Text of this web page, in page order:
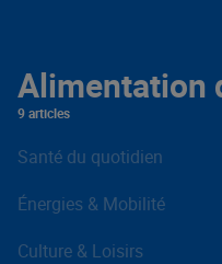
Alimentation
9 articles
Santé du quotidien
Énergies & Mobilité
Culture & Loisirs